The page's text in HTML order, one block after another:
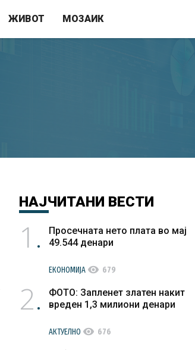
ЖИВОТ МОЗАИК
НАЈЧИТАНИ ВЕСТИ
1
Просечната нето плата во мај
49.544 денари
ЕКОНОМИЈА visibility 679
2
ФОТО: Запленет златен накит
вреден 1,3 милиони денари
АКТУЕЛНО visibility 676